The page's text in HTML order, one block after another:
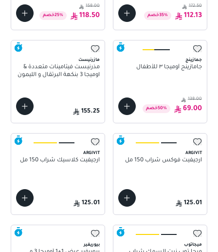
172.50
112.13
35% خصم
158.00
118.50
25% خصم
جمازينج
جامازينج أوميجا ٣ للأطفال
138.00
69.00
50% خصم
مازرنيست
مذرنيست فيتامينات متعددة &
اوميجا 3 بنكهة البرتقال و الليمون
155.25
ARGIVIT
ارجيفيت فوكس شراب 150 مل
125.01
ARGIVIT
ارجيفيت كلاسيك شراب 150 مل
125.01
ميجاتوب بيوريفير